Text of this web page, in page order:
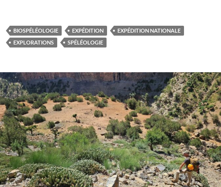
BIOSPÉLÉOLOGIE EXPÉDITION
EXPÉDITION NATIONALE
EXPLORATIONS
SPÉLÉOLOGIE